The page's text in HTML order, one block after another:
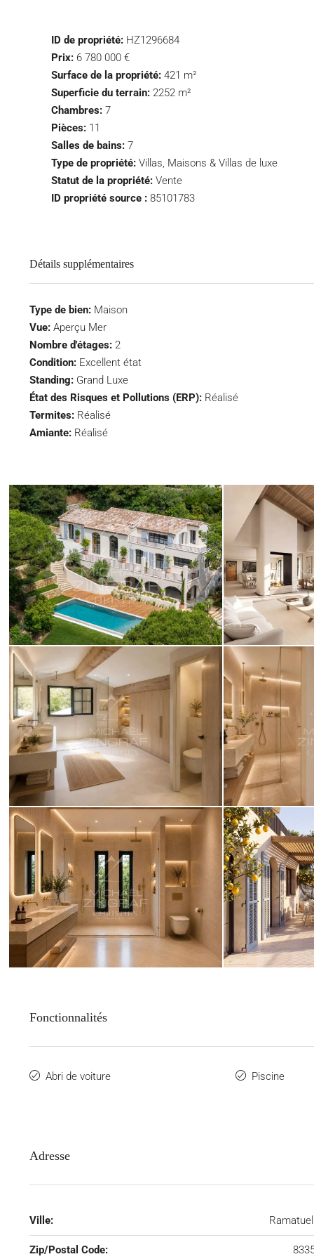
ID de propriété: HZ1296684
Prix: 6 780 000 €
Surface de la propriété: 421 m²
Superficie du terrain: 2252 m²
Chambres: 7
Pièces: 11
Salles de bains: 7
Type de propriété: Villas, Maisons & Villas de luxe
Statut de la propriété: Vente
ID propriété source : 85101783
Détails supplémentaires
Type de bien: Maison
Vue: Aperçu Mer
Nombre d'étages: 2
Condition: Excellent état
Standing: Grand Luxe
État des Risques et Pollutions (ERP): Réalisé
Termites: Réalisé
Amiante: Réalisé
Fonctionnalités
Abri de voiture Piscine
Adresse
Ville:
Zip/Postal Code: